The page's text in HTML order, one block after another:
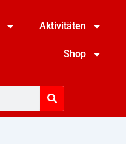
Aktivitäten
Shop